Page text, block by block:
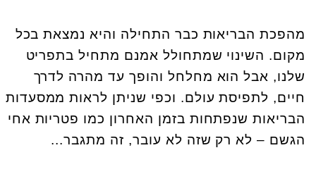
מהפכת הבריאות כבר התחילה והיא נמצאת בכל
מקום. השינוי שמתחולל אמנם מתחיל בתפריט
שלנו, אבל הוא מחלחל והופך עד מהרה לדרך
חיים, לתפיסת עולם. וכפי שניתן לראות ממסעדות
הבריאות שנפתחות בזמן האחרון כמו פטריות אחי
הגשם – לא רק שזה לא עובר, זה מתגבר...